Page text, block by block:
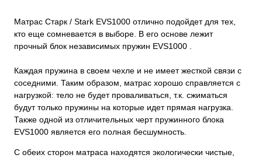
Матрас Старк / Stark EVS1000 отлично подойдет для тех,
кто еще сомневается в выборе. В его основе лежит
прочный блок независимых пружин EVS1000 .
Каждая пружина в своем чехле и не имеет жесткой связи с
соседними. Таким образом, матрас хорошо справляется с
нагрузкой: тело не будет проваливаться, т.к. сжиматься
будут только пружины на которые идет прямая нагрузка.
Также одной из отличительных черт пружинного блока
EVS1000 является его полная бесшумность.
С обеих сторон матраса находятся экологически чистые,